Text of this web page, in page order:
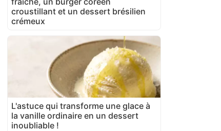
croustillant et un dessert brésilien
crémeux
L'astuce qui transforme une glace à
la vanille ordinaire en un dessert
inoubliable !